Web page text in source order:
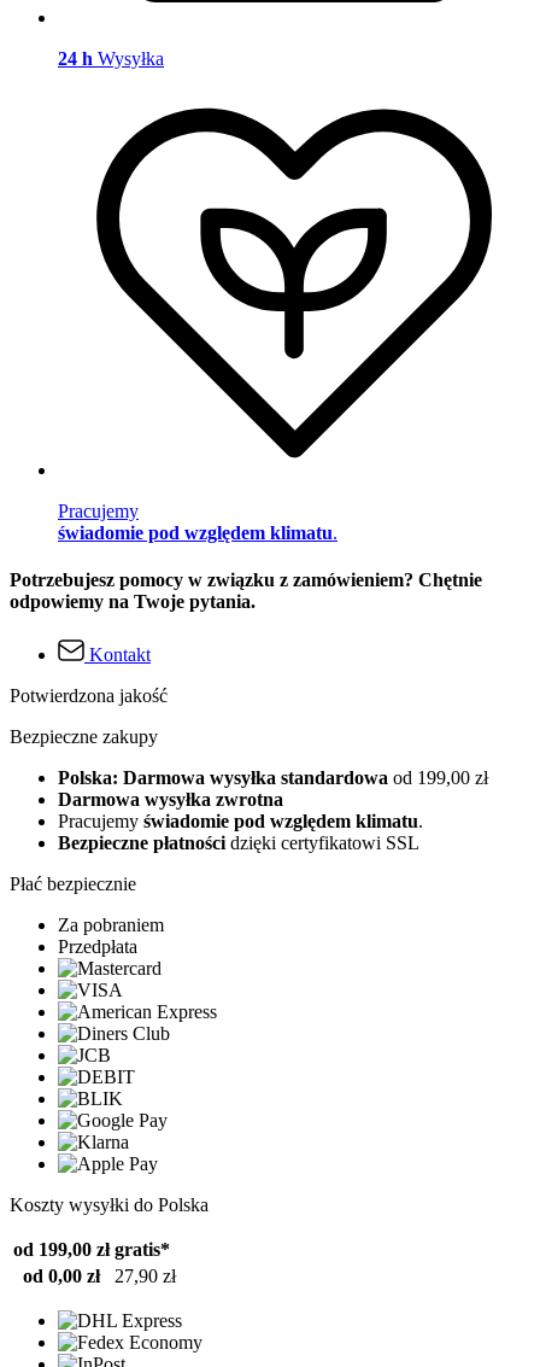
24 h Wysyłka
Pracujemy
świadomie pod względem klimatu.
Potrzebujesz pomocy w związku z zamówieniem? Chętnie
odpowiemy na Twoje pytania.
Kontakt
Potwierdzona jakość
Bezpieczne zakupy
Polska: Darmowa wysyłka standardowa od 199,00 zł
Darmowa wysyłka zwrotna
Pracujemy świadomie pod względem klimatu.
Bezpieczne płatności dzięki certyfikatowi SSL
Płać bezpiecznie
Za pobraniem
Przedpłata
Koszty wysyłki do Polska
od 199,00 zł gratis*
od 0,00 zł
27,90 zł